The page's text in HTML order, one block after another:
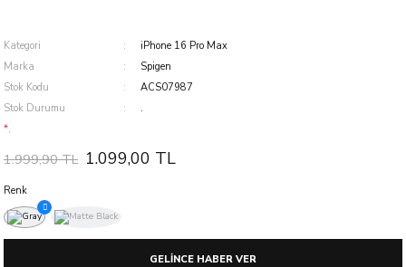
Kategori
iPhone 16 Pro Max
Marka
Spigen
Stok Kodu
ACS07987
Stok Durumu
.
*.
1.999,90 TL 1.099,00 TL
Renk
GELİNCE HABER VER